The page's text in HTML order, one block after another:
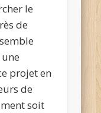
le
de
projet en
de
soit